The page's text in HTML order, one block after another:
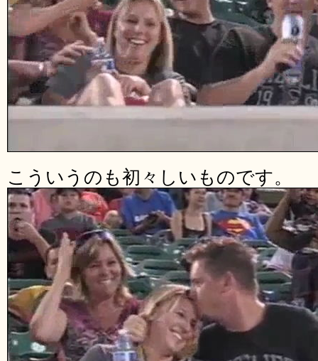
こういうのも初々しいものです。